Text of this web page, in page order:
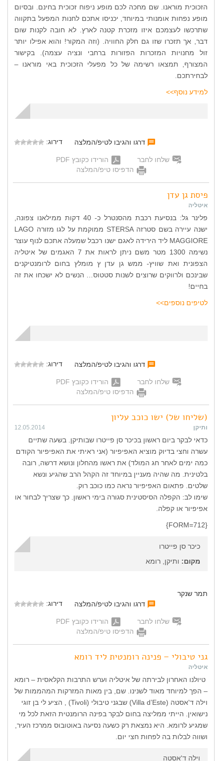
הזכוכית מוראנו. שם מחכה לכם מופע ניפוח זכוכית בחינם. ובסיום
מופע נפחות אומנותי במיוחד, יכניסו אתכם לחנות המפעל בתקווה
שתרכשו לעצמכם איזו מזכרת קטנה לארץ. לא חובה לקנות שום
דבר, אך תזכרו שזו גם חלק החוויה. (וזה המקור! והוא אפילו יותר
זול מחנויות המזכרות הפזורות ברחבי ונציה עצמה). בקישור
המצורף, תמצאו רשימה של כל מפעלי הזכוכית באי מוראנו –
לבחירתכם.
למידע נוסף>>
דרגו והגיבו לטיפ/המלצה דירוג:
שלחו לחבר
הורידו כקובץ PDF
הדפיסו טיפ/המלצה
פיסת גן עדן
איטליה
פלינר גל: בנסיעת רכבת מהסנטרל כ- 40 דקות ממילאנו צפונה,
ישנה עיירה בשם סטרזה STERSA ממוקמת על לגו מזורה LAGO
MAGGIORE ליד הירידה לאגם ישנו רכבל שמעלה אתכם לנוף עוצר
נשימה 1300 מטר משם ניתן לראות את 7 האגמים של איטליה
הצפונית ואת שוויץ- ממש גן עדן ץ מומלץ בחום לרומנטיקנים
שבינכם ולרווקים שרוצים לשנות סטטוס… הנשים לא ישכחו את זה
בחיים!
לטיפים נוספים>>
דרגו והגיבו לטיפ/המלצה דירוג:
שלחו לחבר
הורידו כקובץ PDF
הדפיסו טיפ/המלצה
(שליחו של) ישו כוכב עליון
ותיקן 12.05.2014
כדאי לבקר ביום ראשון בכיכר סן פייטרו שבותיקן. בשעה שתיים
עשרה וחצי בדיוק מוציא האפיפיור (אני ראיתי את האפיפיור הקודם
כמה ימים לאחר חג המולד) את ראשו מהחלון ונושא דרשה, רובה
בלטינית. מה שהיה מעניין במיוחד זה הקהל הרב שהגיע ונשא
שלטים. פתאום האפיפיור נראה כמו כוכב רוק.
שימו לב: הקפלה הסיסטינית סגורה בימי ראשון. כך שצריך לבחור או
אפיפיור או קפלה.
{FORM=712}
כיכר סן פייטרו
מקום: ותיקן, רומא
תמר שנקר
דרגו והגיבו לטיפ/המלצה
דירוג:
שלחו לחבר
הורידו כקובץ PDF
הדפיסו טיפ/המלצה
גני טיבולי – פנינה רומנטית ליד רומא
איטליה
טיולנו האחרון לבירתה של איטליה וערש התרבות הקלאסית – רומא
– הפך למיוחד מאוד לשנינו. שם, בין מאות המזרקות המהממות של
וילה ד'אסטה (Villa d’Este) שבגני טיבולי (Tivoli) , הציע לי בן זוגי
נישואין. הייתי ממליצה בחום לבקר בפינה הרומנטית הזאת לכל מי
שמגיע לרומא. היא נמצאת רק כשעה נסיעה באוטובוס ממרכז העיר,
ושווה לבלות בה לפחות חצי יום.
וילה ד'אסטה